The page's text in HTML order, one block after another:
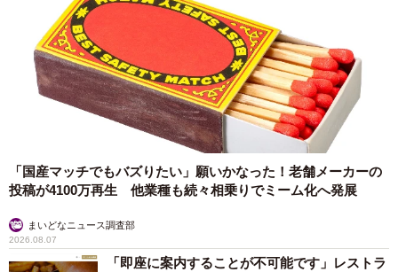
「国産マッチでもバズりたい」願いかなった！老舗メーカーの
投稿が4100万再生 他業種も続々相乗りでミーム化へ発展
まいどなニュース調査部
2026.08.07
「即座に案内することが不可能です」レストラ